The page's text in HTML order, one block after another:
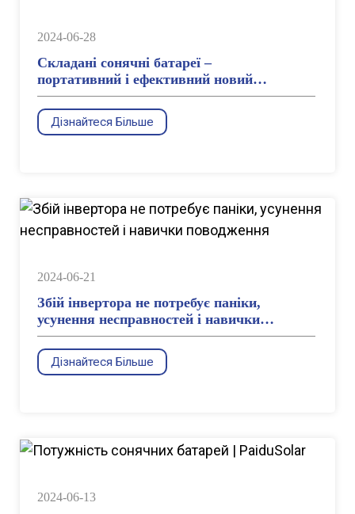
2024-06-28
Складані сонячні батареї –
портативний і ефективний новий
варіант для отримання енергії
Дізнайтеся Більше
2024-06-21
Збій інвертора не потребує паніки,
усунення несправностей і навички
поводження
Дізнайтеся Більше
2024-06-13